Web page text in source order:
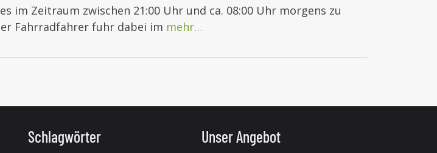
im Zeitraum zwischen 21:00 Uhr und ca. 08:00 Uhr morgens zu
Fahrradfahrer fuhr dabei im mehr…
Schlagwörter Unser Angebot